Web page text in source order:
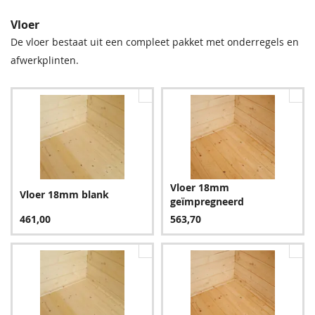
Coverbond Blik 2,5 Liter
31,00
Hemelwater afvoer -
Stadsuitloop incl. EPDM
45,50
Hemelwater afvoer -
Dakdoorvoer rond HWA
Vloer
De vloer bestaat uit een compleet pakket met onderregels en
afwerkplinten.
Vloer 18mm blank
461,00
Vloer 18mm
geïmpregneerd
563,70